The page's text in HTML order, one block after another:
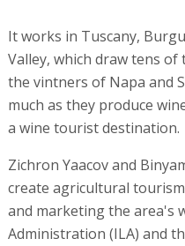
It works in Tuscany,
Valley, which draw tens
the vintners of Napa and
much as they produce
a wine tourist destination.
Zichron Yaacov and
create agricultural
and marketing the area's
Administration (ILA) and